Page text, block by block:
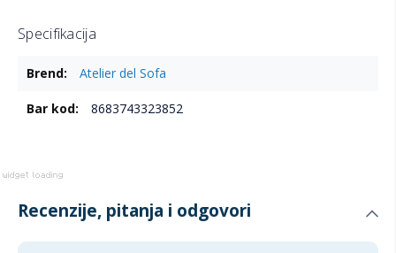
Specifikacija
informacijaAtelier del Sofa
8683743323852
Recenzije, pitanja i odgovori